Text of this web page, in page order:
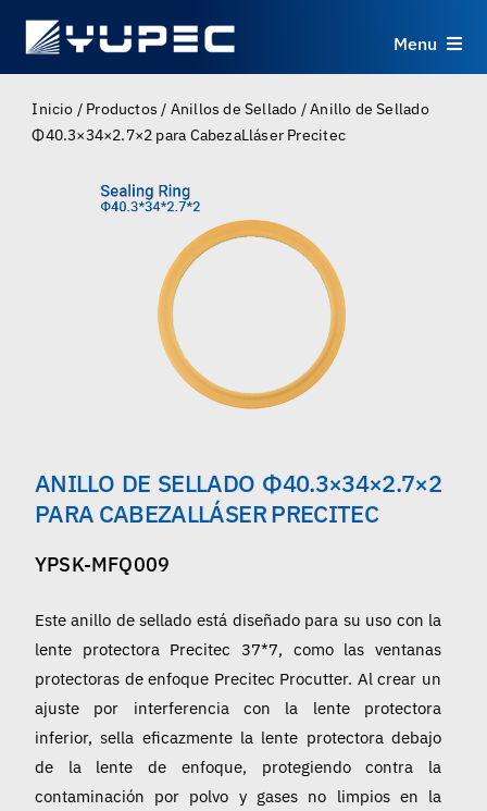
Menu
Productos
Aplicaciones
Español
Inicio / Productos / Anillos de Sellado /Anillo de Sellado
Φ40.3×34×2.7×2 para CabezaLláser Precitec
ANILLO DE SELLADO Φ40.3×34×2.7×2
PARA CABEZALLÁSER PRECITEC
YPSK-MFQ009
Este anillo de sellado está diseñado para su uso con la
lente protectora Precitec 37*7, como las ventanas
protectoras de enfoque Precitec Procutter. Al crear un
ajuste por interferencia con la lente protectora
inferior, sella eficazmente la lente protectora debajo
de la lente de enfoque, protegiendo contra la
contaminación por polvo y gases no limpios en la